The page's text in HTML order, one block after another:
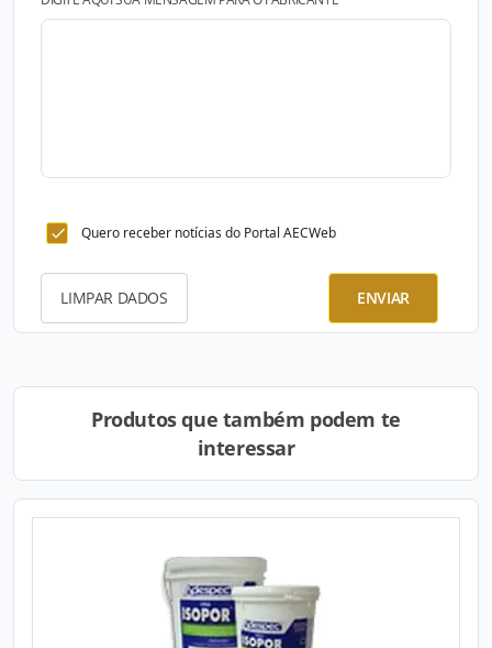
Quero receber notícias do Portal AECWeb
LIMPAR DADOS ENVIAR
Produtos que também podem te
interessar